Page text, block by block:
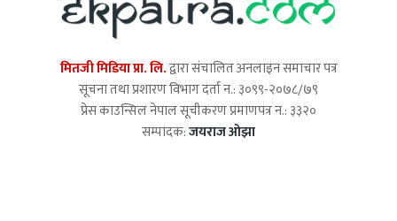
मितजी मिडिया प्रा. लि.द्वारा संचालित अनलाइन समाचार पत्र
सूचना तथा प्रशारण विभाग दर्ता न.: ३०९९-२०७८/७९
प्रेस काउन्सिल नेपाल सूचीकरण प्रमाणपत्र न.: ३३२०
सम्पादक:जयराज ओझा